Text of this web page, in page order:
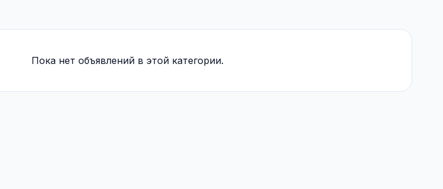
Пока нет объявлений в этой категории.